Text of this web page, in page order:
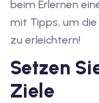
Deutsch C1
C1
Deutsch C1
beim Erlernen
mit Tipps, um
zu erleichtern!
Setzen
Ziele